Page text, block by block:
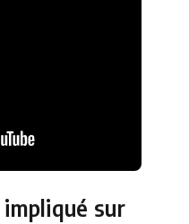
impliqué sur